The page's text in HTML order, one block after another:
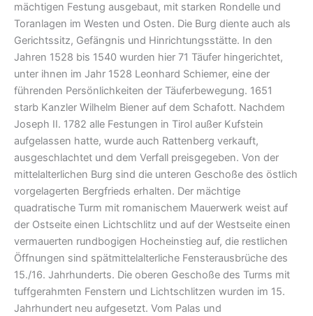
mächtigen Festung ausgebaut, mit starken Rondelle und
Toranlagen im Westen und Osten. Die Burg diente auch als
Gerichtssitz, Gefängnis und Hinrichtungsstätte. In den
Jahren 1528 bis 1540 wurden hier 71 Täufer hingerichtet,
unter ihnen im Jahr 1528 Leonhard Schiemer, eine der
führenden Persönlichkeiten der Täuferbewegung. 1651
starb Kanzler Wilhelm Biener auf dem Schafott. Nachdem
Joseph II. 1782 alle Festungen in Tirol außer Kufstein
aufgelassen hatte, wurde auch Rattenberg verkauft,
ausgeschlachtet und dem Verfall preisgegeben. Von der
mittelalterlichen Burg sind die unteren Geschoße des östlich
vorgelagerten Bergfrieds erhalten. Der mächtige
quadratische Turm mit romanischem Mauerwerk weist auf
der Ostseite einen Lichtschlitz und auf der Westseite einen
vermauerten rundbogigen Hocheinstieg auf, die restlichen
Öffnungen sind spätmittelalterliche Fensterausbrüche des
15./16. Jahrhunderts. Die oberen Geschoße des Turms mit
tuffgerahmten Fenstern und Lichtschlitzen wurden im 15.
Jahrhundert neu aufgesetzt. Vom Palas und